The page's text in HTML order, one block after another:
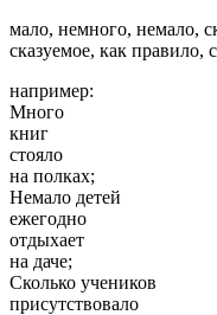
мало, немного, немало,
сказуемое, как правило,
например:
Много
книг
стояло
на полках;
Немало детей
ежегодно
отдыхает
на даче;
Сколько учеников
присутствовало